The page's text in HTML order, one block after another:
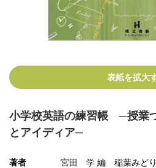
表紙を拡大
小学校英語の練習帳 ─授業
とアイディア─
著者 宮田 学 編 稲葉みど